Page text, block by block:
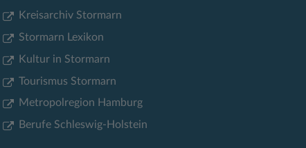
Kreisarchiv Stormarn
Stormarn Lexikon
Kultur in Stormarn
Tourismus Stormarn
Metropolregion Hamburg
Berufe Schleswig-Holstein